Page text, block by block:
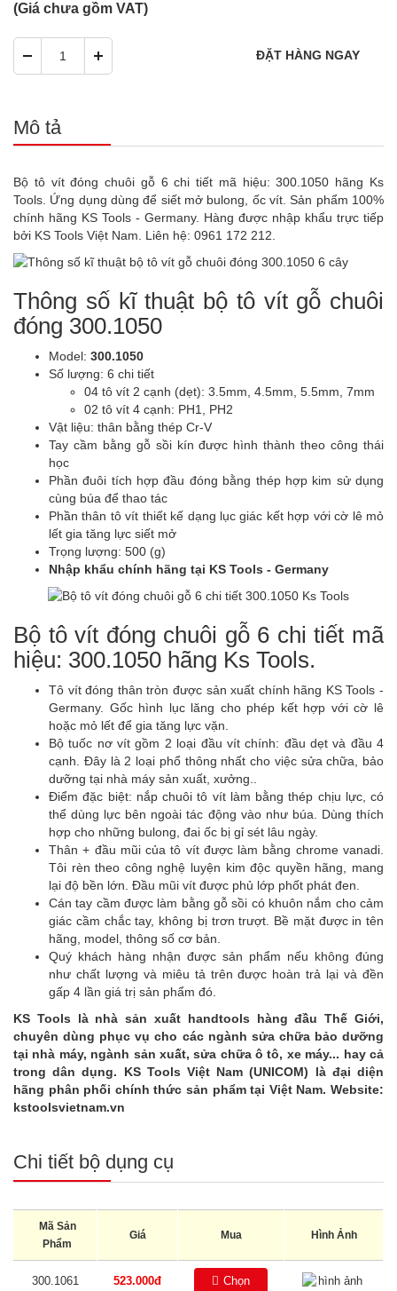
(Giá chưa gồm VAT)
Mô tả
Bộ tô vít đóng chuôi gỗ 6 chi tiết mã hiệu: 300.1050 hãng Ks
Tools. Ứng dụng dùng để siết mở bulong, ốc vít. Sản phẩm 100%
chính hãng KS Tools - Germany. Hàng được nhập khẩu trực tiếp
bởi KS Tools Việt Nam. Liên hệ: 0961 172 212.
Thông số kĩ thuật bộ tô vít gỗ chuôi
đóng 300.1050
Model: 300.1050
Số lượng: 6 chi tiết
04 tô vít 2 cạnh (dẹt): 3.5mm, 4.5mm, 5.5mm, 7mm
02 tô vít 4 cạnh: PH1, PH2
Vật liệu: thân bằng thép Cr-V
Tay cầm bằng gỗ sồi kín được hình thành theo công thái
học
Phần đuôi tích hợp đầu đóng bằng thép hợp kim sử dụng
cùng búa để thao tác
Phần thân tô vít thiết kế dạng lục giác kết hợp với cờ lê mỏ
lết gia tăng lực siết mở
Trọng lượng: 500 (g)
Nhập khẩu chính hãng tại KS Tools - Germany
Bộ tô vít đóng chuôi gỗ 6 chi tiết mã
hiệu: 300.1050 hãng Ks Tools.
Tô vít đóng thân tròn được sản xuất chính hãng KS Tools -
Germany. Gốc hình lục lăng cho phép kết hợp với cờ lê
hoặc mỏ lết để gia tăng lực vặn.
Bộ tuốc nơ vít gồm 2 loại đầu vít chính: đầu dẹt và đầu 4
cạnh. Đây là 2 loại phổ thông nhất cho việc sửa chữa, bảo
dưỡng tại nhà máy sản xuất, xưởng..
Điểm đặc biệt: nắp chuôi tô vít làm bằng thép chịu lực, có
thể dùng lực bên ngoài tác động vào như búa. Dùng thích
hợp cho những bulong, đai ốc bị gỉ sét lâu ngày.
Thân + đầu mũi của tô vít được làm bằng chrome vanadi.
Tôi rèn theo công nghệ luyện kim độc quyền hãng, mang
lại độ bền lớn. Đầu mũi vít được phủ lớp phốt phát đen.
Cán tay cầm được làm bằng gỗ sồi có khuôn nắm cho cảm
giác cầm chắc tay, không bị trơn trượt. Bề mặt được in tên
hãng, model, thông số cơ bản.
Quý khách hàng nhận được sản phẩm nếu không đúng
như chất lượng và miêu tả trên được hoàn trả lại và đền
gấp 4 lần giá trị sản phẩm đó.
KS Tools là nhà sản xuất handtools hàng đầu Thế Giới,
chuyên dùng phục vụ cho các ngành sửa chữa bảo dưỡng
tại nhà máy, ngành sản xuất, sửa chữa ô tô, xe máy... hay cả
trong dân dụng. KS Tools Việt Nam (UNICOM) là đại diện
hãng phân phối chính thức sản phẩm tại Việt Nam. Website:
kstoolsvietnam.vn
Chi tiết bộ dụng cụ
Mã Sản
Phẩm
Giá Mua Hình Ảnh
300.1061 523.000đ Chọn